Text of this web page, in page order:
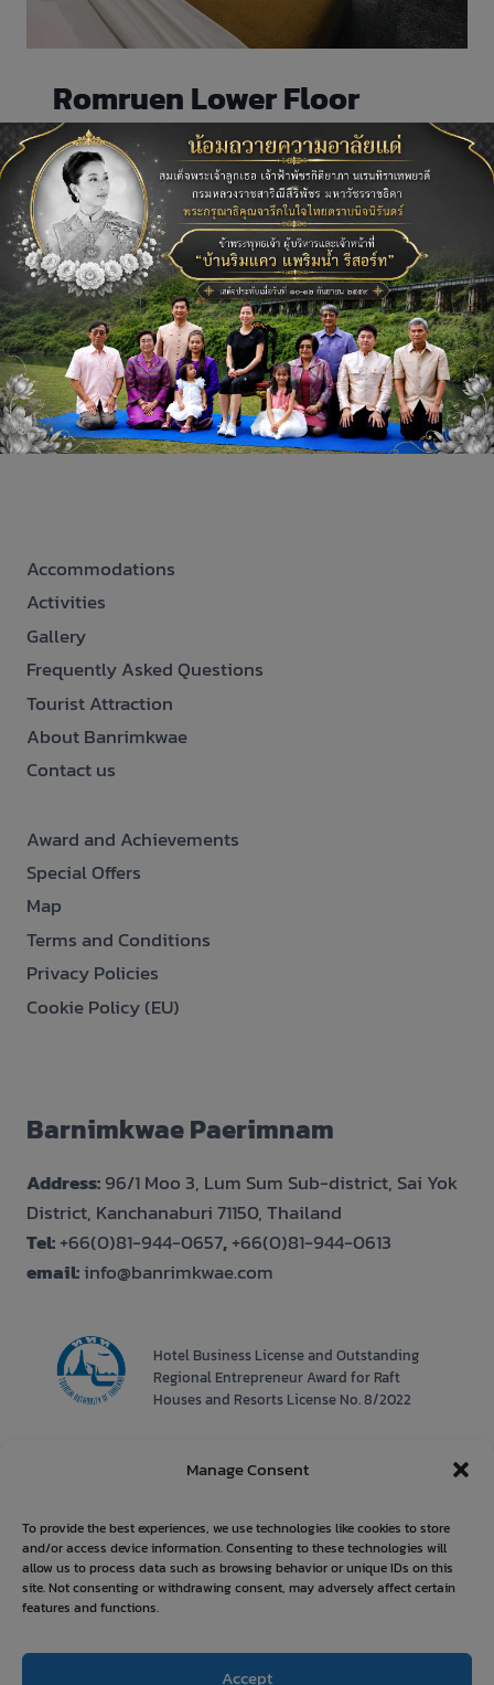
Manage Consent
To provide the best experiences, we use technologies like cookies to store
and/or access device information. Consenting to these technologies will
allow us to process data such as browsing behavior or unique IDs on this
site. Not consenting or withdrawing consent, may adversely affect certain
features and functions.
Accept
Romruen Lower Floor
บ้านร่มรื่น มี 2 ห้อง เป็นห้องพักรวมที่สามารถได้ถึง
10 คน อยู่ชั้นล่างของบ้านร่มรื่นและร่มเย็น ฟูกหนา 6
นิ้ว 7 ฟูก ปูยกพื้นติดกัน มีโต๊ะม้าหินอยู่หน้าห้องพัก
สามารถใช้สังสรรค์ได้ และสามารถมองเห็นแม่น้ำได้
เนื่องจากอยู่ห่างจากแม่น้ำประมาณ 15 เมตร อยู่ติด
กับบ้านแสนรัก เหมาะสำหรับ ลักษณะและอุปกรณ์
เครื่องใช้ภายในห้อง
READ MOREROMRUEN
LOWER
FLOOR
Accommodations
Activities
Gallery
Frequently Asked Questions
Tourist Attraction
About Banrimkwae
Contact us
Award and Achievements
Special Offers
Map
Terms and Conditions
Privacy Policies
Cookie Policy (EU)
Barnimkwae Paerimnam
Address:96/1 Moo 3, Lum Sum Sub-district, Sai Yok
District, Kanchanaburi 71150, Thailand
Tel:+66(0)81-944-0657,+66(0)81-944-0613
email:info@banrimkwae.com
Hotel Business License and Outstanding
Regional Entrepreneur Award for Raft
Houses and Resorts License No. 8/2022